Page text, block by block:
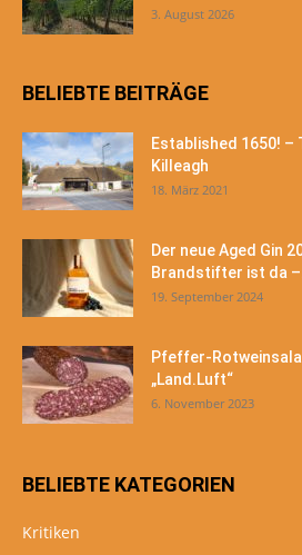
3. August 2026
BELIEBTE BEITRÄGE
Established 1650! –
Killeagh
18. März 2021
Der neue Aged Gin
Brandstifter ist da
19. September 2024
Pfeffer-
„Land.Luft“
6. November 2023
BELIEBTE KATEGORIEN
Kritiken